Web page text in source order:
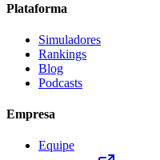
Plataforma
Simuladores
Rankings
Blog
Podcasts
Empresa
Equipe